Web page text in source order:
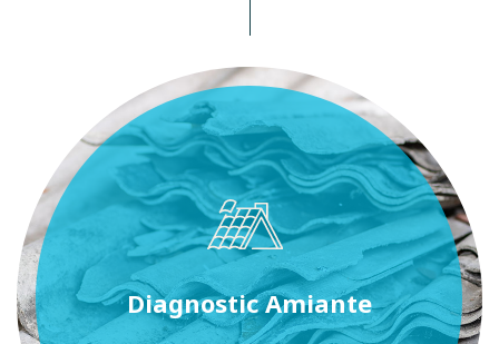
Diagnostic Amiante